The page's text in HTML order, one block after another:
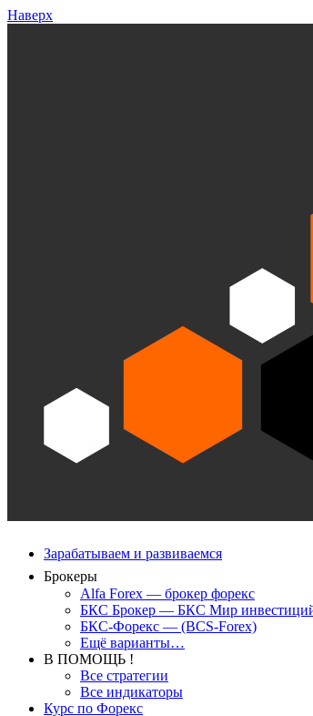
Наверх
Зарабатываем и развиваемся
Брокеры
Alfa Forex — брокер форекс
БКС Брокер — БКС Мир
БКС-Форекс — (BCS-Forex)
Ещё варианты…
В ПОМОЩЬ !
Все стратегии
Все индикаторы
Курс по Форекс